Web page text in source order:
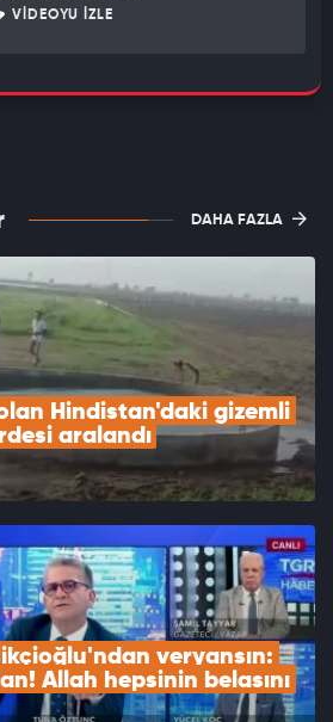
VIDEOYU İZLE
DAHA FAZLA
Hindistan'daki gizemli
aralandı
veryansın:
Allah hepsinin belasını